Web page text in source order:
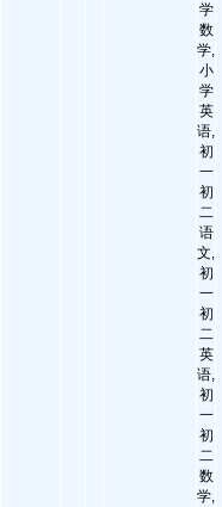
学
数
学,
小
学
英
语,
初
一
初
二
语
文,
初
一
初
二
英
语,
初
一
初
二
数
学,